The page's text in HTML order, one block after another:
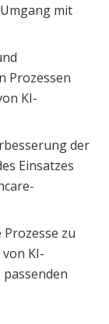
mit
Prozessen
KI-
der
Einsatzes
zu
KI-